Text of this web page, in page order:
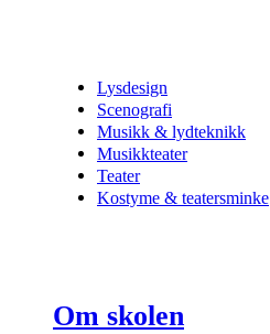
Lysdesign
Scenografi
Musikk & lydteknikk
Musikkteater
Teater
Kostyme & teatersminke
Om skolen